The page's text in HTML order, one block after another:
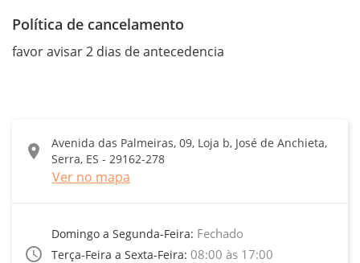
Política de cancelamento
favor avisar 2 dias de antecedencia
location_on
Avenida das Palmeiras, 09, Loja b, José de Anchieta,
Serra, ES - 29162-278
Ver no mapa
access_time
Domingo a Segunda-Feira: Fechado
Terça-Feira a Sexta-Feira: 08:00 às 17:00